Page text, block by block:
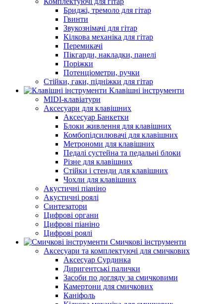
Бриджі, тремоло для гітар
Гвинти
Звукознімачі для гітар
Кілкова механіка для гітар
Перемикачі
Пікгарди, накладки, панелі
Поріжки
Потенціометри, ручки
Стійки, гаки, підніжки для гітар
Клавішні інструменти
MIDI-клавіатури
Аксесуари для клавішних
Аксесуар Банкетки
Блоки живлення для клавішних
Комбопідсилювачі для клавішних
Метрономи для клавішних
Педалі сустейна та педальні блоки
Різне для клавішних
Стійки і стенди для клавішних
Чохли для клавішних
Акустичні піаніно
Акустичні роялі
Синтезатори
Цифрові органи
Цифрові піаніно
Цифрові роялі
Смичкові інструменти
Аксесуари та комплектуючі для смичкових
Аксесуар Сурдинка
Диригентські палички
Засоби по догляду за смичковими
Камертони для смичкових
Каніфоль